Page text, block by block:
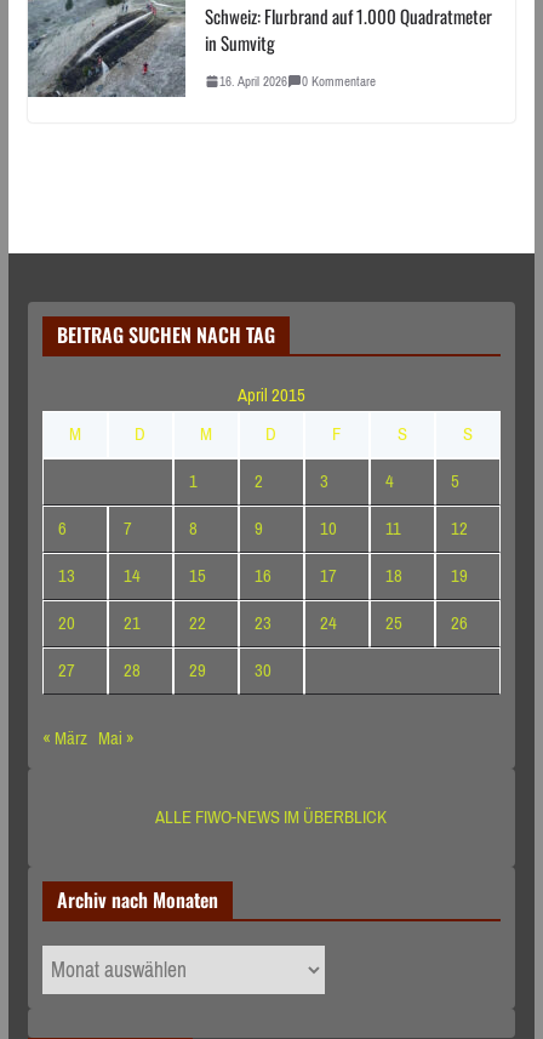
Schweiz: Flurbrand auf 1.000 Quadratmeter
in Sumvitg
16. April 2026 0 Kommentare
BEITRAG SUCHEN NACH TAG
April 2015
M
D M D F S
S
1
2 3 4
5
6
7 8 9 10 11
12
13
14 15 16 17 18
19
20
21 22 23 24 25
26
27
28 29
30
« März Mai »
ALLE FIWO-NEWS IM ÜBERBLICK
Archiv nach Monaten
Archiv
nach